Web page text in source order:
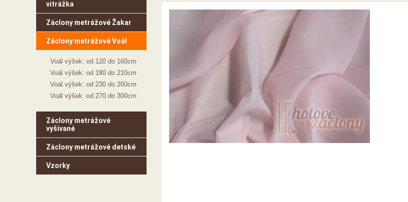
vitrážka
Záclony metrážové Žakar
Záclony metrážové Voál
Voál výšek: od 120 do 160cm
Voál výšek: od 180 do 210cm
Voál výšek: od 230 do 260cm
Voál výšek: od 270 do 300cm
Záclony metrážové
vyšívané
Záclony metrážové detské
Vzorky